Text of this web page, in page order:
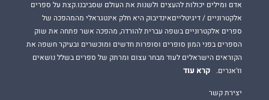
אדם ומילים יכולות להעצים ולשנות את העולם שסביבנו.קצת על ספרים
אלקטרוניים / דיגיטלייםאינדיבוק היא חלק אינטגראלי מהמהפכה של
ספרים אלקטרוניים בשפה עברית להורדה, מהפכה אשר פתחה את שוק
הספרים בפני המון סופרים וסופרות חדשים ומוכשרים ובעיקר חשפה את
הקוראים הישראלים לעוד מבחר עצום ומרתק של ספרים בשלל נושאים
וז'אנרים.
קרא עוד
יצירת קשר